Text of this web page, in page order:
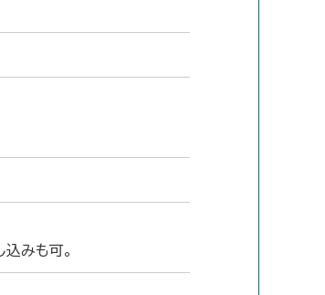
みも可。